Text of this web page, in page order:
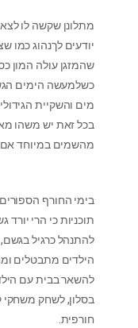
מתלונן שקשה לו
יודעים לךנהוג כמו
שהמזגן עולה המון
כשלמעשה הימים
מים והשקיית
בכל זאת יש משהו
מהשמים במיוחד אם
בימי החורף
תוכניות כי הרי
להתנהל כרגיל
הילדים מתבטלים
להשאר בבית עם
בסלון, לשחק
חורפית.